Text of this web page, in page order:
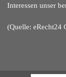
Interessen unser
(Quelle: eRecht24